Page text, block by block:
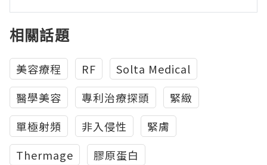
相關話題
美容療程 RF
Solta Medical
醫學美容
專利治療探頭
緊緻
單極射頻
非入侵性
緊膚
Thermage
膠原蛋白